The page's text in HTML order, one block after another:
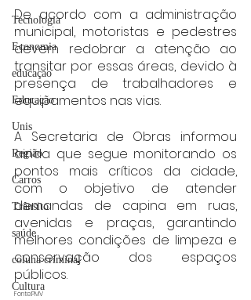
Tecnologia
Economia
educaçao
Educação
Unis
Região
Carros
Trânsito
saúde
coluna criminal
Cultura
De acordo com a administração
municipal, motoristas e pedestres
devem redobrar a atenção ao
transitar por essas áreas, devido à
presença de trabalhadores e
equipamentos nas vias.
A Secretaria de Obras informou
ainda que segue monitorando os
pontos mais críticos da cidade,
com o objetivo de atender
demandas de capina em ruas,
avenidas e praças, garantindo
melhores condições de limpeza e
conservação dos espaços
públicos.
Fonte:PMV